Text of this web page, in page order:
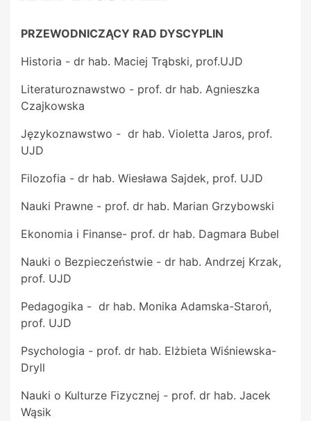
PRZEWODNICZĄCY RAD DYSCYPLIN
Historia - dr hab. Maciej Trąbski, prof.UJD
Literaturoznawstwo - prof. dr hab. Agnieszka
Czajkowska
Językoznawstwo - dr hab. Violetta Jaros, prof.
UJD
Filozofia - dr hab. Wiesława Sajdek, prof. UJD
Nauki Prawne - prof. dr hab. Marian Grzybowski
Ekonomia i Finanse- prof. dr hab. Dagmara Bubel
Nauki o Bezpieczeństwie - dr hab. Andrzej Krzak,
prof. UJD
Pedagogika - dr hab. Monika Adamska-Staroń,
prof. UJD
Psychologia - prof. dr hab. Elżbieta Wiśniewska-
Dryll
Nauki o Kulturze Fizycznej - prof. dr hab. Jacek
Wąsik